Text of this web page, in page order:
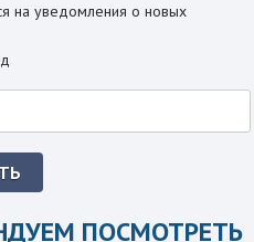
на уведомления о новых
ПОСМОТРЕТЬ